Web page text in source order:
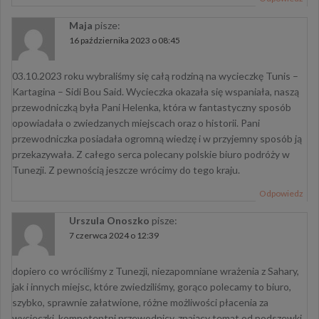
Maja pisze:
16 października 2023 o 08:45
03.10.2023 roku wybraliśmy się całą rodziną na wycieczkę Tunis –
Kartagina – Sidi Bou Said. Wycieczka okazała się wspaniała, naszą
przewodniczką była Pani Helenka, która w fantastyczny sposób
opowiadała o zwiedzanych miejscach oraz o historii. Pani
przewodniczka posiadała ogromną wiedzę i w przyjemny sposób ją
przekazywała. Z całego serca polecany polskie biuro podróży w
Tunezji. Z pewnością jeszcze wrócimy do tego kraju.
Odpowiedz
Urszula Onoszko pisze:
7 czerwca 2024 o 12:39
dopiero co wróciliśmy z Tunezji, niezapomniane wrażenia z Sahary,
jak i innych miejsc, które zwiedziliśmy, gorąco polecamy to biuro,
szybko, sprawnie załatwione, różne możliwości płacenia za